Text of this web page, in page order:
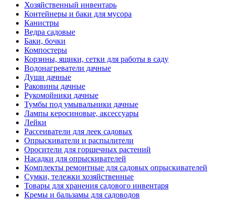
Хозяйственный инвентарь
Контейнеры и баки для мусора
Канистры
Ведра садовые
Баки, бочки
Компостеры
Корзины, ящики, сетки для работы в саду
Водонагреватели дачные
Души дачные
Раковины дачные
Рукомойники дачные
Тумбы под умывальники дачные
Лампы керосиновые, аксессуары
Лейки
Рассеиватели для леек садовых
Опрыскиватели и распылители
Оросители для горшечных растений
Насадки для опрыскивателей
Комплекты ремонтные для садовых опрыскивателей
Сумки, тележки хозяйственные
Товары для хранения садового инвентаря
Кремы и бальзамы для садоводов